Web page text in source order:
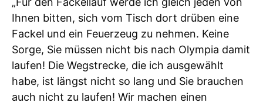
Ihnen bitten, sich vom Tisch dort drüben eine
Fackel und ein Feuerzeug zu nehmen. Keine
Sorge, Sie müssen nicht bis nach Olympia damit
laufen! Die Wegstrecke, die ich ausgewählt
habe, ist längst nicht so lang und Sie brauchen
auch nicht zu laufen! Wir machen einen